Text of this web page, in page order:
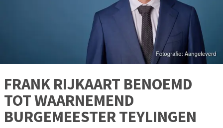
FRANK RIJKAART BENOEMD
TOT WAARNEMEND
BURGEMEESTER TEYLINGEN